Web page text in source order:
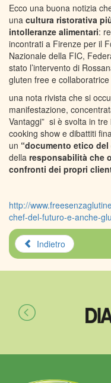
Ecco una buona notizia
una cultura ristorativa
intolleranze alimentari:
incontrati a Firenze per il
Nazionale della FIC,
stato l’intervento di
gluten free e
una nota rivista che si
manifestazione,
Vantaggi” si è svolta in
cooking show e dibattiti
un “documento etico
della responsabilità che
confronti dei propri
http://
chef-del-futuro-e-anche-
Indietro